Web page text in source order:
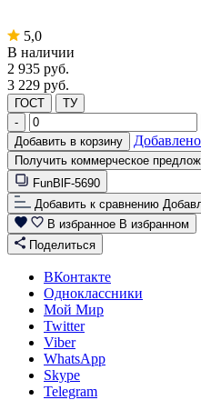
5,0
В наличии
2 935 руб.
3 229 руб.
ГОСТ
ТУ
-
Добавить в корзину
Добавлено
Получить коммерческое
FunBlF-5690
Добавить к сравнению
В избранное В избранном
Поделиться
ВКонтакте
Одноклассники
Мой Мир
Twitter
Viber
WhatsApp
Skype
Telegram